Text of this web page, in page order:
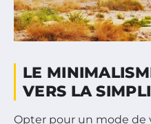
LE
VERS LA
Opter pour un mode de